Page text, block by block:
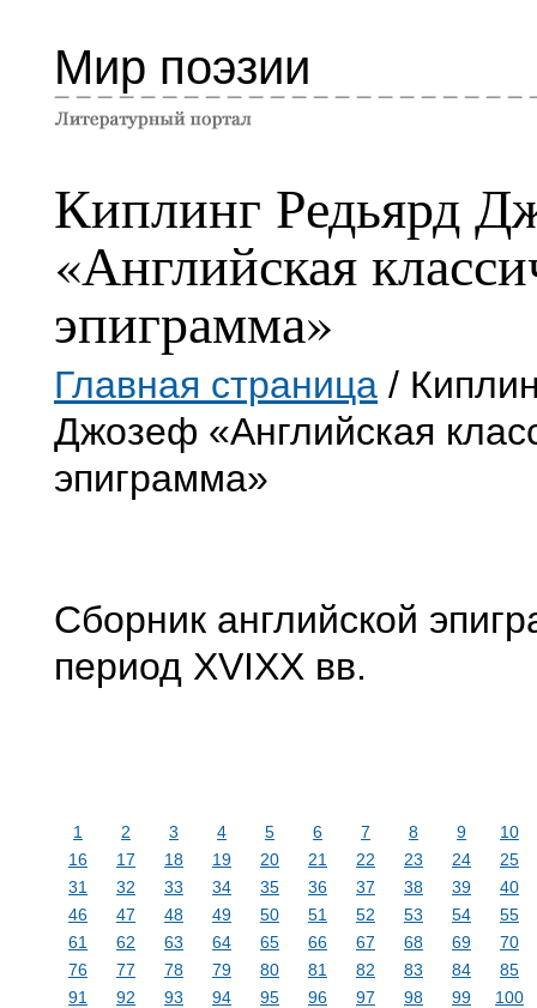
Мир поэзии
Киплинг Редьярд
«Английская
эпиграмма»
Главная страница /
Джозеф «Английская
эпиграмма»
Сборник английской
период XVIXX вв.
1 2 3 4 5 6 7 8 9
10
16
17 18 19 20 21 22 23 24
25
31
32 33 34 35 36 37 38 39
40
46
47 48 49 50 51 52 53 54
55
61
62 63 64 65 66 67 68 69
70
76
77 78 79 80 81 82 83 84
85
91
92 93 94 95 96 97 98 99 100